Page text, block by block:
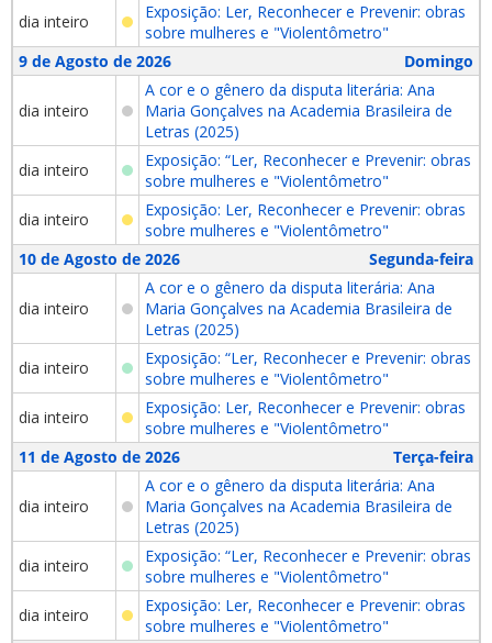
dia inteiro
Exposição: Ler, Reconhecer e Prevenir: obras
sobre mulheres e "Violentômetro"
9 de Agosto de 2026
Domingo
dia inteiro
A cor e o gênero da disputa literária: Ana
Maria Gonçalves na Academia Brasileira de
Letras (2025)
dia inteiro
Exposição: “Ler, Reconhecer e Prevenir: obras
sobre mulheres e "Violentômetro"
dia inteiro
Exposição: Ler, Reconhecer e Prevenir: obras
sobre mulheres e "Violentômetro"
10 de Agosto de 2026
Segunda-feira
dia inteiro
A cor e o gênero da disputa literária: Ana
Maria Gonçalves na Academia Brasileira de
Letras (2025)
dia inteiro
Exposição: “Ler, Reconhecer e Prevenir: obras
sobre mulheres e "Violentômetro"
dia inteiro
Exposição: Ler, Reconhecer e Prevenir: obras
sobre mulheres e "Violentômetro"
11 de Agosto de 2026
Terça-feira
dia inteiro
A cor e o gênero da disputa literária: Ana
Maria Gonçalves na Academia Brasileira de
Letras (2025)
dia inteiro
Exposição: “Ler, Reconhecer e Prevenir: obras
sobre mulheres e "Violentômetro"
dia inteiro
Exposição: Ler, Reconhecer e Prevenir: obras
sobre mulheres e "Violentômetro"